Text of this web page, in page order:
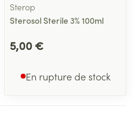
Sterop
Sterosol Sterile 3% 100ml
5,00 €
En rupture de stock